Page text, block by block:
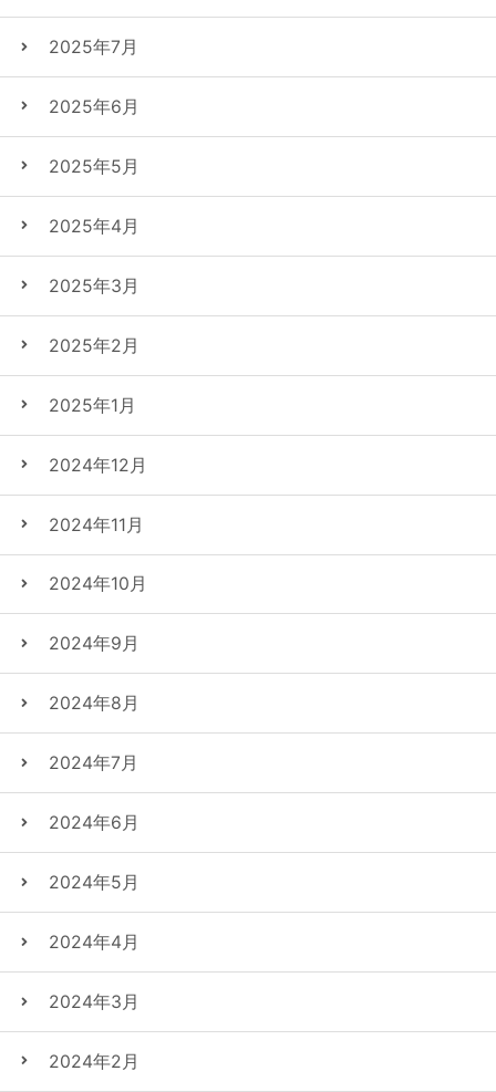
2025年7月
2025年6月
2025年5月
2025年4月
2025年3月
2025年2月
2025年1月
2024年12月
2024年11月
2024年10月
2024年9月
2024年8月
2024年7月
2024年6月
2024年5月
2024年4月
2024年3月
2024年2月